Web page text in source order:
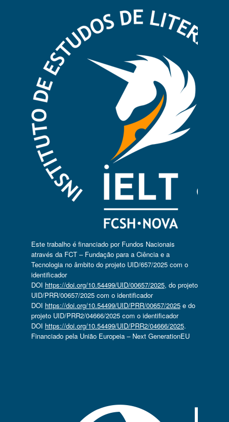
Este trabalho é financiado por Fundos Nacionais
através da FCT – Fundação para a Ciência e a
Tecnologia no âmbito do projeto UID/657/2025 com o
identificador
DOI https://doi.org/10.54499/UID/00657/2025, do projeto
UID/PRR/00657/2025 com o identificador
DOI https://doi.org/10.54499/UID/PRR/00657/2025e do
projeto UID/PRR2/04666/2025 com o identificador
DOI https://doi.org/10.54499/UID/PRR2/04666/2025.
Financiado pela União Europeia – Next GenerationEU